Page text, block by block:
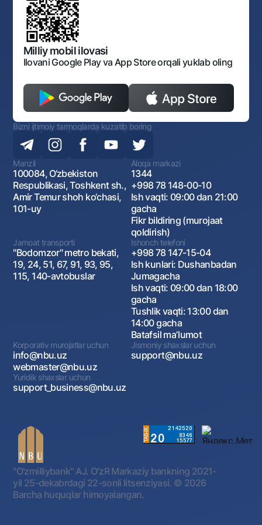
Sayt haritasi
O‘zbekiston Tasviriy san’at galereyasi
O'zbekiston Respublikasi Tashqi Iqtisodiy Faoliyat Milliy
Bankining ish tartibi va rejimi
Ochiq ma'lumotlar
Monopoliyaga qarshi komplaens
Milliy mobil ilovasi
Ilovani Google Play va App Store orqali yuklab oling
Bizni ijtimoiy tarmoqlarda kuzatib boring
Manzil
100084, O‘zbekiston
Respublikasi, Toshkent sh.,
Amir Temur shoh ko‘chasi,
101-uy
Aloqa markazi
1344
+998 78 148-00-10
Ish vaqti: 09:00 dan 21:00
gacha
Fikr bildiring (murojaat
qoldirish)
Jamoat transporti
"Bodomzor" metro bekati,
19, 24, 51, 67, 91, 93, 95,
115, 140-avtobuslar
Ishonch telefoni
+998 78 147-15-04
Ish kunlari: Dushanbadan
Jumagacha
Ish vaqti: 09:00 dan 18:00
gacha
Tushlik vaqti: 13:00 dan
14:00 gacha
Batafsil maʼlumot
Korporativ murojatlar uchun
info@nbu.uz
webmaster@nbu.uz
Jismoniy shaxslar uchun
support@nbu.uz
Yuridik shaxslar uchun
support_business@nbu.uz
"O'zmilliybank" AJ. OʻzR Markaziy bankning 2021-
yil 25-dekabrdagi 22-sonli litsenziyasi. © 2026
Barcha huquqlar himoyalangan.